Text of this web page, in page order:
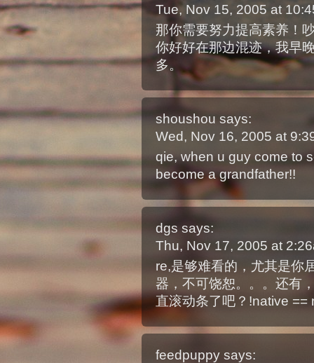
Tue, Nov 15, 2005 at
那你需要努力提高素养！
你好好在那边混迹，我早
多。
shoushou says:
Wed, Nov 16, 2005 at
qie, when u guy come to
become a grandfather!!
dgs says:
Thu, Nov 17, 2005 at
re,是够难看的，尤其是你
器，不可饶恕。。。还有
直滚动条了吧？!native ==
feedpuppy says: